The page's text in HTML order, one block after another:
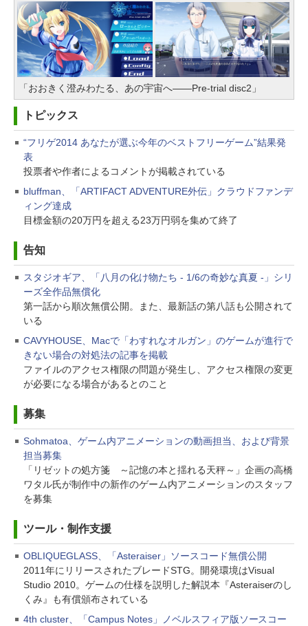
「おおきく澄みわたる、あの宇宙へ――Pre-trial disc2」
トピックス
“フリゲ2014 あなたが選ぶ今年のベストフリーゲーム”結果発
表
投票者や作者によるコメントが掲載されている
bluffman、「ARTIFACT ADVENTURE外伝」クラウドファンデ
ィング達成
目標金額の20万円を超える23万円弱を集めて終了
告知
スタジオギア、「八月の化け物たち - 1/6の奇妙な真夏 -」シリ
ーズ全作品無償化
第一話から順次無償公開。また、最新話の第八話も公開されて
いる
CAVYHOUSE、Macで「わすれなオルガン」のゲームが進行で
きない場合の対処法の記事を掲載
ファイルのアクセス権限の問題が発生し、アクセス権限の変更
が必要になる場合があるとのこと
募集
Sohmatoa、ゲーム内アニメーションの動画担当、および背景
担当募集
「リゼットの処方箋 ～記憶の本と揺れる天秤～」企画の高橋
ワタル氏が制作中の新作のゲーム内アニメーションのスタッフ
を募集
ツール・制作支援
OBLIQUEGLASS、「Asteraiser」ソースコード無償公開
2011年にリリースされたブレードSTG。開発環境はVisual
Studio 2010。ゲームの仕様を説明した解説本『Asteraiserのし
くみ』も有償頒布されている
4th cluster、「Campus Notes」ノベルスフィア版ソースコー